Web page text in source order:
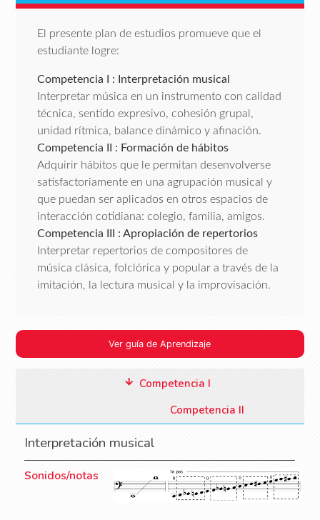
El presente plan de estudios promueve que el
estudiante logre:
Competencia I : Interpretación musical
Interpretar música en un instrumento con calidad
técnica, sentido expresivo, cohesión grupal,
unidad rítmica, balance dinámico y afinación.
Competencia II : Formación de hábitos
Adquirir hábitos que le permitan desenvolverse
satisfactoriamente en una agrupación musical y
que puedan ser aplicados en otros espacios de
interacción cotidiana: colegio, familia, amigos.
Competencia III : Apropiación de repertorios
Interpretar repertorios de compositores de
música clásica, folclórica y popular a través de la
imitación, la lectura musical y la improvisación.
Ver guía de Aprendizaje
Competencia I
Competencia II
Interpretación musical
Sonidos/notas